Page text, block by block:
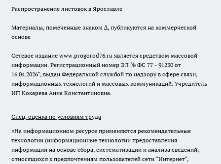
Распространение листовок в Ярославле
Материалы, помеченные знаком ∆, публикуются на коммерческой
основе
Сетевое издание www.progorod76.ru является средством массовой
информации. Регистрационный номер ЭЛ № ФС 77 - 91230 от
16.04.2026", выдан Федеральной службой по надзору в сфере связи,
информационных технологий и массовых коммуникаций. Учредитель
ИП Кокарева Анна Константиновна.
Спец. оценка по условиям труда
«На информационном ресурсе применяются рекомендательные
технологии (информационные технологии предоставления
информации на основе сбора, систематизации и анализа сведений,
относящихся к предпочтениям пользователей сети "Интернет",